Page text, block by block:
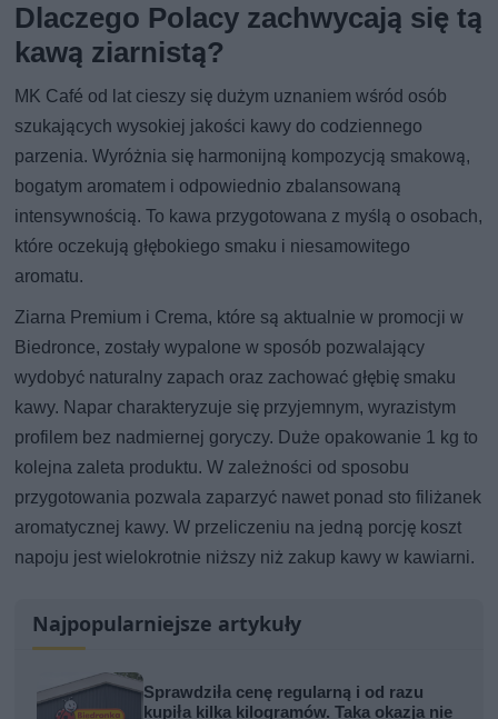
Dlaczego Polacy zachwycają się tą
kawą ziarnistą?
MK Café od lat cieszy się dużym uznaniem wśród osób
szukających wysokiej jakości kawy do codziennego
parzenia. Wyróżnia się harmonijną kompozycją smakową,
bogatym aromatem i odpowiednio zbalansowaną
intensywnością. To kawa przygotowana z myślą o osobach,
które oczekują głębokiego smaku i niesamowitego
aromatu.
Ziarna Premium i Crema, które są aktualnie w promocji w
Biedronce, zostały wypalone w sposób pozwalający
wydobyć naturalny zapach oraz zachować głębię smaku
kawy. Napar charakteryzuje się przyjemnym, wyrazistym
profilem bez nadmiernej goryczy. Duże opakowanie 1 kg to
kolejna zaleta produktu. W zależności od sposobu
przygotowania pozwala zaparzyć nawet ponad sto filiżanek
aromatycznej kawy. W przeliczeniu na jedną porcję koszt
napoju jest wielokrotnie niższy niż zakup kawy w kawiarni.
Najpopularniejsze artykuły
Sprawdziła cenę regularną i od razu
kupiła kilka kilogramów. Taka okazja nie